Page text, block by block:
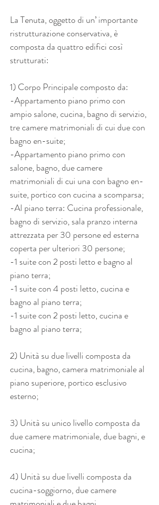
La Tenuta, oggetto di un’ importante
ristrutturazione conservativa, è
composta da quattro edifici così
strutturati:
1) Corpo Principale composto da:
-Appartamento piano primo con
ampio salone, cucina, bagno di servizio,
tre camere matrimoniali di cui due con
bagno en-suite;
-Appartamento piano primo con
salone, bagno, due camere
matrimoniali di cui una con bagno en-
suite, portico con cucina a scomparsa;
-Al piano terra: Cucina professionale,
bagno di servizio, sala pranzo interna
attrezzata per 30 persone ed esterna
coperta per ulteriori 30 persone;
-1 suite con 2 posti letto e bagno al
piano terra;
-1 suite con 4 posti letto, cucina e
bagno al piano terra;
-1 suite con 2 posti letto, cucina e
bagno al piano terra;
2) Unità su due livelli composta da
cucina, bagno, camera matrimoniale al
piano superiore, portico esclusivo
esterno;
3) Unità su unico livello composta da
due camere matrimoniale, due bagni, e
cucina;
4) Unità su due livelli composta da
cucina-soggiorno, due camere